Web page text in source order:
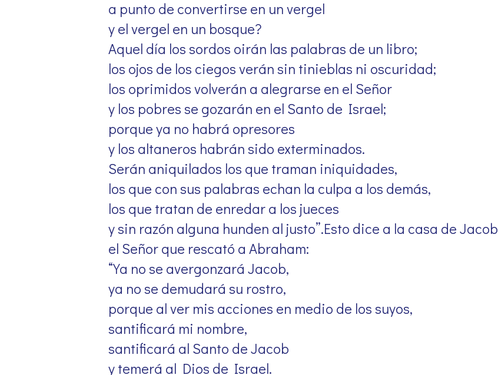
a punto de convertirse en un vergel
y el vergel en un bosque?
Aquel día los sordos oirán las palabras de un libro;
los ojos de los ciegos verán sin tinieblas ni oscuridad;
los oprimidos volverán a alegrarse en el Señor
y los pobres se gozarán en el Santo de Israel;
porque ya no habrá opresores
y los altaneros habrán sido exterminados.
Serán aniquilados los que traman iniquidades,
los que con sus palabras echan la culpa a los demás,
los que tratan de enredar a los jueces
y sin razón alguna hunden al justo”.Esto dice a la casa de Jacob
el Señor que rescató a Abraham:
“Ya no se avergonzará Jacob,
ya no se demudará su rostro,
porque al ver mis acciones en medio de los suyos,
santificará mi nombre,
santificará al Santo de Jacob
y temerá al Dios de Israel.